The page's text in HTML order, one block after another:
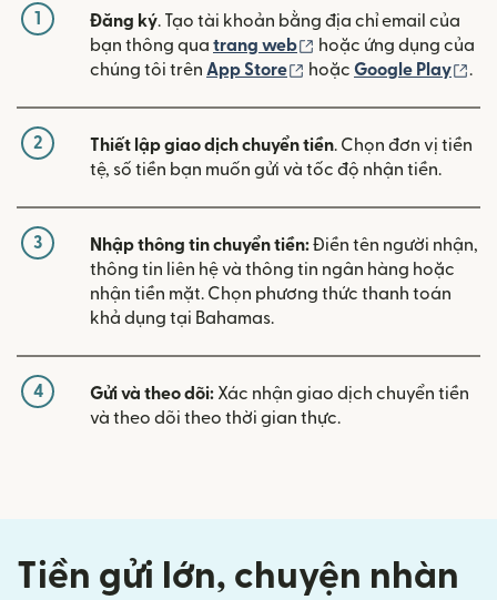
1 Đăng ký. Tạo tài khoản bằng địa chỉ email của
bạn thông qua trang web (mở trong cửa sổ mới)
hoặc ứng dụng của
chúng tôi trên App Store (mở trong cửa sổ mới)
hoặc Google Play .
2 Thiết lập giao dịch chuyển tiền. Chọn đơn vị tiền
tệ, số tiền bạn muốn gửi và tốc độ nhận tiền.
3 Nhập thông tin chuyển tiền:Điền tên người nhận,
thông tin liên hệ và thông tin ngân hàng hoặc
nhận tiền mặt. Chọn phương thức thanh toán
khả dụng tại Bahamas.
4 Gửi và theo dõi: Xác nhận giao dịch chuyển tiền
và theo dõi theo thời gian thực.
Tiền gửi lớn, chuyện nhàn